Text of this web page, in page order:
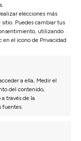
elecciones más
sitio. Puedes cambiar tus
utilizando
en el icono de Privacidad
a ella, Medir el
del contenido,
través de la
fuentes.
*** nos
principio